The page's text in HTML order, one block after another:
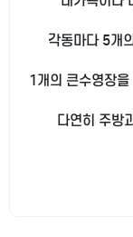
각동마다 5개
1개의 큰수영장
다연히 주방